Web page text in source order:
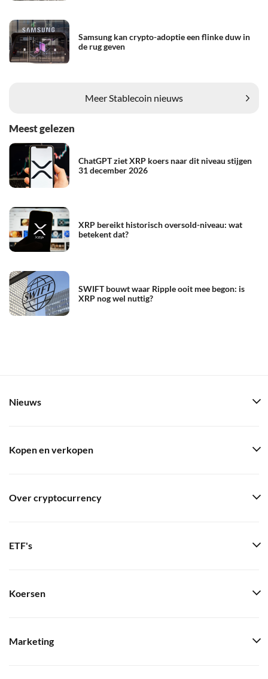
Samsung kan crypto-adoptie een flinke duw in
de rug geven
Meer Stablecoin nieuws
Meest gelezen
ChatGPT ziet XRP koers naar dit niveau stijgen
31 december 2026
XRP bereikt historisch oversold-niveau: wat
betekent dat?
SWIFT bouwt waar Ripple ooit mee begon: is
XRP nog wel nuttig?
Nieuws
Kopen en verkopen
Over cryptocurrency
ETF's
Koersen
Marketing